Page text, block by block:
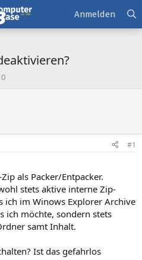
Anmelden
#1
als Packer/Entpacker.
stets aktive interne Zip-
ich im Winows Explorer Archive
ich möchte, sondern stets
samt Inhalt.
Ist das gefahrlos